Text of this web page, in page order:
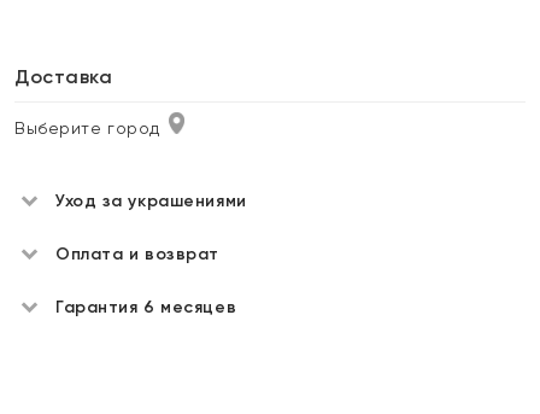
Доставка
Выберите город
Уход за украшениями
Оплата и возврат
Гарантия 6 месяцев